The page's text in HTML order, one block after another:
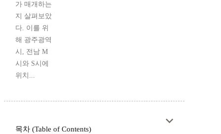
가 매개하는
지 살펴보았
다. 이를 위
해 광주광역
시, 전남 M
시와 S시에
위치...
목차 (Table of Contents)